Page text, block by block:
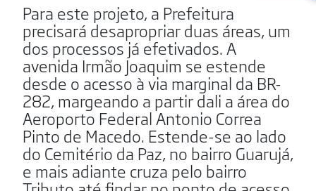
Para este projeto, a Prefeitura
precisará desapropriar duas áreas, um
dos processos já efetivados. A
avenida Irmão Joaquim se estende
desde o acesso à via marginal da BR-
282, margeando a partir dali a área do
Aeroporto Federal Antonio Correa
Pinto de Macedo. Estende-se ao lado
do Cemitério da Paz, no bairro Guarujá,
e mais adiante cruza pelo bairro